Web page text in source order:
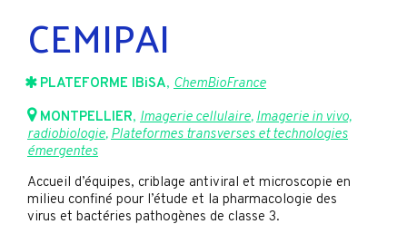
CEMIPAI
PLATEFORME IBiSA, ChemBioFrance
MONTPELLIER, Imagerie cellulaire,Imagerie in vivo,
radiobiologie,Plateformes transverses et technologies
émergentes
Accueil d’équipes, criblage antiviral et microscopie en
milieu confiné pour l’étude et la pharmacologie des
virus et bactéries pathogènes de classe 3.